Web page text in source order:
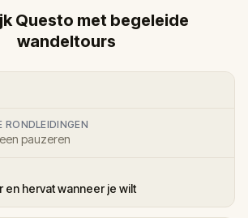
Questo met begeleide
wandeltours
RONDLEIDINGEN
pauzeren
en hervat wanneer je wilt